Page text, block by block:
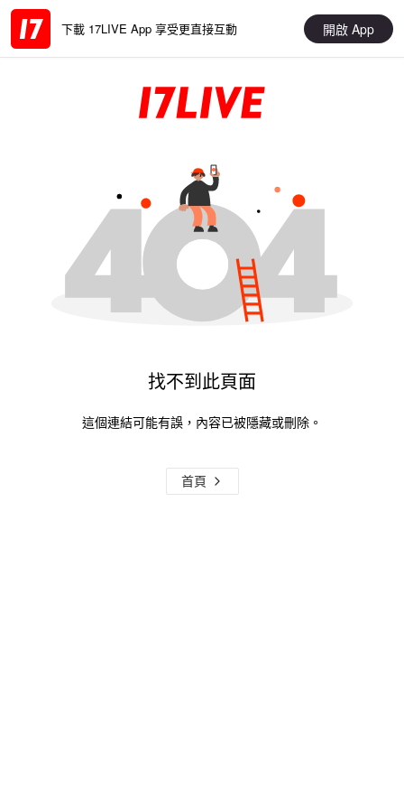
下載 17LIVE App 享受更直接互動 開啟 App
找不到此頁面
這個連結可能有誤，內容已被隱藏或刪除。
首頁